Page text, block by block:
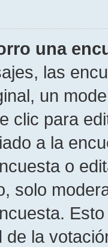
una
las
un
clic para
a la
o
solo
de la